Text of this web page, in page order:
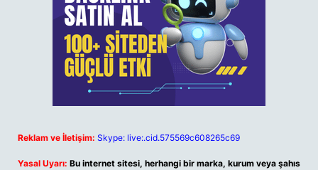
Reklam ve İletişim: Skype: live:.cid.575569c608265c69
Yasal Uyarı: Bu internet sitesi, herhangi bir marka, kurum veya şahıs